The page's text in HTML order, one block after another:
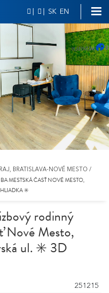
SK EN
BRATISLAVA-NOVÉ MESTO /
MESTSKÁ ČASŤ NOVÉ MESTO,
✳️
rodinný
Nové Mesto,
ul. ✳️ 3D
251215